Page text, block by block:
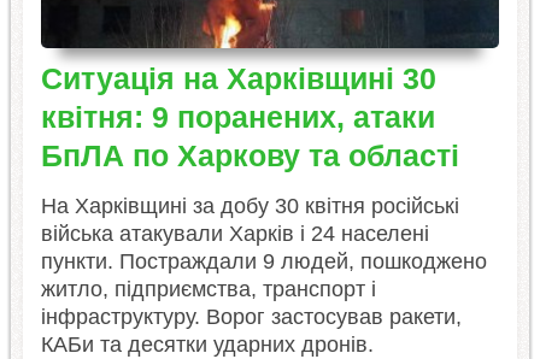
Ситуація на Харківщині 30
квітня: 9 поранених, атаки
БпЛА по Харкову та області
На Харківщині за добу 30 квітня російські
війська атакували Харків і 24 населені
пункти. Постраждали 9 людей, пошкоджено
житло, підприємства, транспорт і
інфраструктуру. Ворог застосував ракети,
КАБи та десятки ударних дронів.